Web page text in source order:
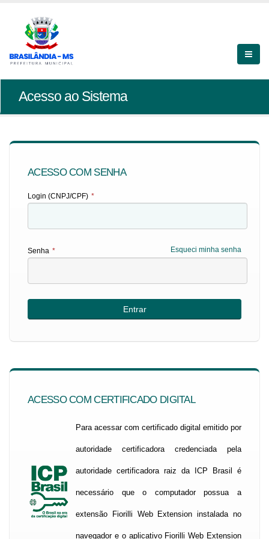
Acesso ao Sistema
ACESSO COM SENHA
Login (CNPJ/CPF) *
Esqueci minha senha
Senha *
ACESSO COM CERTIFICADO DIGITAL
Para acessar com certificado digital emitido por
autoridade certificadora credenciada pela
autoridade certificadora raiz da ICP Brasil é
necessário que o computador possua a
extensão Fiorilli Web Extension instalada no
navegador e o aplicativo Fiorilli Web Extension